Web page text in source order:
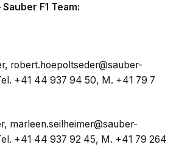
F1 Team:
robert.hoepoltseder@sauber-
+41 44 937 94 50, M. +41 79 7
marleen.seilheimer@sauber-
+41 44 937 92 45, M. +41 79 264